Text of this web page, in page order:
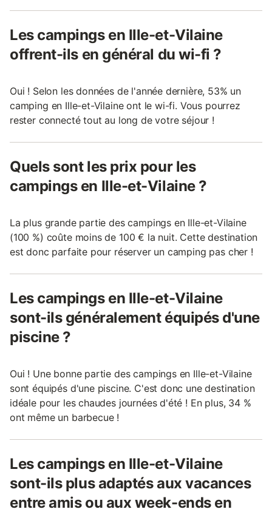
Les campings en Ille-et-Vilaine
offrent-ils en général du wi-fi ?
Oui ! Selon les données de l'année dernière, 53% un
camping en Ille-et-Vilaine ont le wi-fi. Vous pourrez
rester connecté tout au long de votre séjour !
Quels sont les prix pour les
campings en Ille-et-Vilaine ?
La plus grande partie des campings en Ille-et-Vilaine
(100 %) coûte moins de 100 € la nuit. Cette destination
est donc parfaite pour réserver un camping pas cher !
Les campings en Ille-et-Vilaine
sont-ils généralement équipés d'une
piscine ?
Oui ! Une bonne partie des campings en Ille-et-Vilaine
sont équipés d'une piscine. C'est donc une destination
idéale pour les chaudes journées d'été ! En plus, 34 %
ont même un barbecue !
Les campings en Ille-et-Vilaine
sont-ils plus adaptés aux vacances
entre amis ou aux week-ends en